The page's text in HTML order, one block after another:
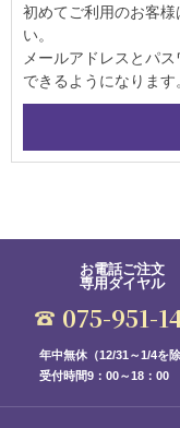
初めてご利用のお客
い。
メールアドレスとパ
できるようになります
お電話ご注文
専用ダイヤル
075-951-
年中無休（12/31～1/4を除
受付時間9：00～18：00